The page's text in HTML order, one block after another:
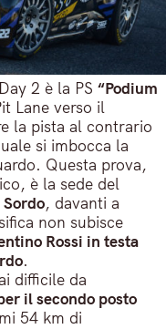
2 è la PS “Podium
Lane verso il
la pista al contrario
si imbocca la
Questa prova,
è la sede del
, davanti a
non subisce
Rossi in testa
.
difficile da
il secondo posto
54 km di